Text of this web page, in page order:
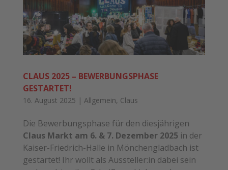
CLAUS 2025 – BEWERBUNGSPHASE
GESTARTET!
16. August 2025 | Allgemein, Claus
Die Bewerbungsphase für den diesjährigen
Claus Markt am 6. & 7. Dezember 2025 in der
Kaiser-Friedrich-Halle in Mönchengladbach ist
gestartet! Ihr wollt als Aussteller:in dabei sein